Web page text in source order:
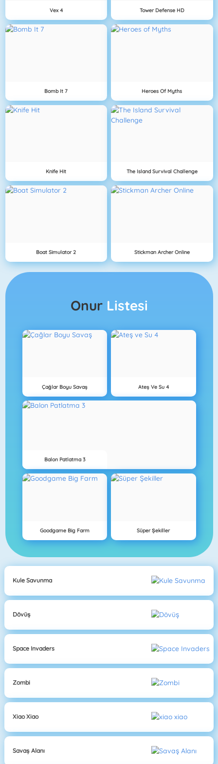
Vex 4 Tower Defense HD
Bomb It 7 Heroes Of Myths
Knife Hit The Island Survival Challenge
Boat Simulator 2 Stickman Archer Online
Onur Listesi
Çağlar Boyu Savaş Ateş Ve Su 4
Balon Patlatma 3
Goodgame Big Farm Süper Şekiller
Kule Savunma
Dövüş
Space Invaders
Zombi
Xiao Xiao
Savaş Alanı